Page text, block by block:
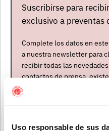
Uso responsable de sus
Artistas
Suscribirse para
exclusivo a preventas
Complete los datos en
a nuestra newsletter para
recibir todas las
contactos de prensa,
formar parte de ella,